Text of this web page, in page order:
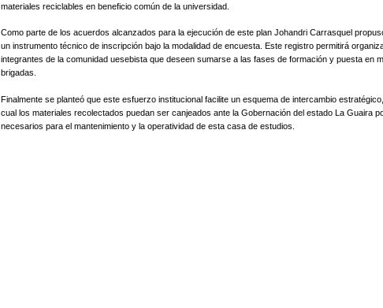
materiales reciclables en beneficio común de la universidad.
​Como parte de los acuerdos alcanzados para la ejecución de este plan Johandri Carrasquel
un instrumento técnico de inscripción bajo la modalidad de encuesta. Este registro permitirá
integrantes de la comunidad uesebista que deseen sumarse a las fases de formación y puesta en
brigadas.
​Finalmente se planteó que este esfuerzo institucional facilite un esquema de intercambio
cual los materiales recolectados puedan ser canjeados ante la Gobernación del estado La Guaira
necesarios para el mantenimiento y la operatividad de esta casa de estudios.